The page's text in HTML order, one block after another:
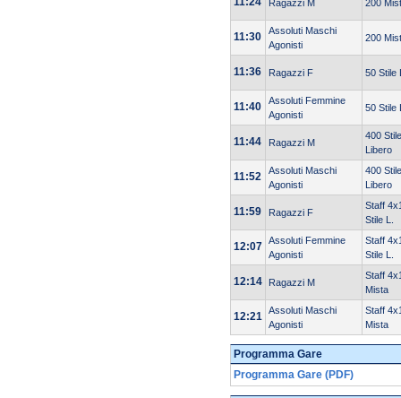
Ragazzi M 200
11:30
Assoluti Maschi
Agonisti
200
11:36 Ragazzi F 50 Stile
11:40
Assoluti Femmine
Agonisti
50 Stile
11:44 Ragazzi M
400 Stile
Libero
11:52
Assoluti Maschi
Agonisti
400 Stile
Libero
11:59 Ragazzi F
Staff
Stile L.
12:07 Assoluti Femmine
Agonisti
Staff
Stile L.
12:14 Ragazzi M
Staff
Mista
12:21 Assoluti Maschi
Agonisti
Staff
Mista
Programma Gare
Programma Gare (PDF)